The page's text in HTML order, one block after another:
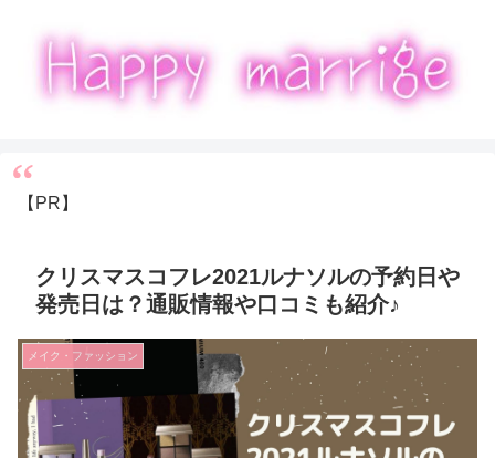
【PR】
クリスマスコフレ2021ルナソルの予約日や
発売日は？通販情報や口コミも紹介♪
メイク・ファッション